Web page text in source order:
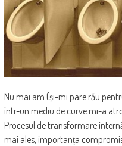
Nu mai am (și-mi pare rău
într-un mediu de curve mi-a
Procesul de transformare
mai ales, importanța